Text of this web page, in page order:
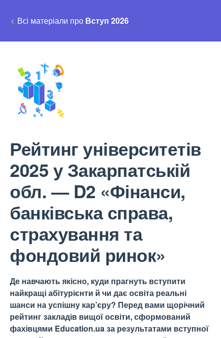
Всі матеріали про Вступ 2026
Рейтинг університетів
2025 у Закарпатській
обл. — D2 «Фінанси,
банківська справа,
страхування та
фондовий ринок»
Де навчають якісно, куди прагнуть вступити
найкращі абітурієнти й чи дає освіта реальні
шанси на успішну кар’єру? Перед вами щорічний
рейтинг закладів вищої освіти, сформований
фахівцями Education.ua за результатами вступної